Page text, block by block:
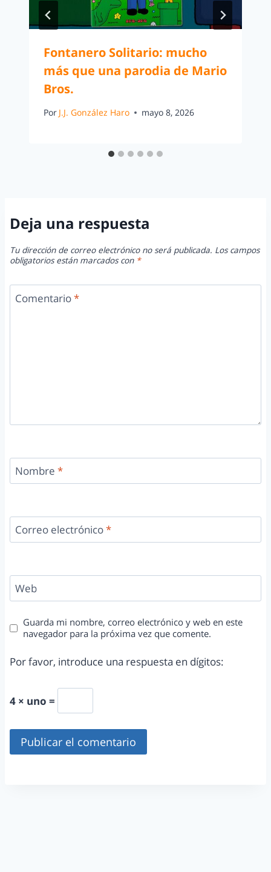
Fontanero Solitario: mucho
más que una parodia de Mario
Bros.
Por J.J. González Haro mayo 8, 2026
Deja una respuesta
Tu dirección de correo electrónico no será publicada. Los campos
obligatorios están marcados con *
Comentario*
Nombre *
Correo electrónico*
Web
Guarda mi nombre, correo electrónico y web en este
navegador para la próxima vez que comente.
Por favor, introduce una respuesta en dígitos:
4 × uno =